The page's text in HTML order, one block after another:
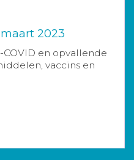
2023
en opvallende
vaccins en